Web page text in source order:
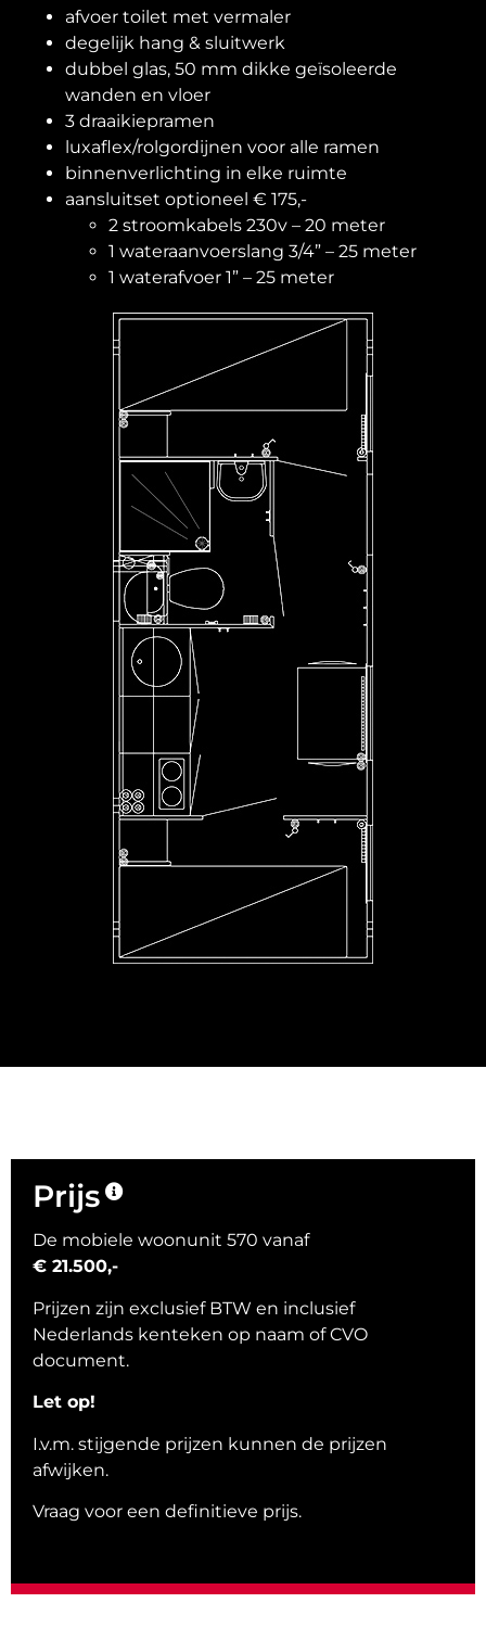
afvoer toilet met vermaler
degelijk hang & sluitwerk
dubbel glas, 50 mm dikke geïsoleerde
wanden en vloer
3 draaikiepramen
luxaflex/rolgordijnen voor alle ramen
binnenverlichting in elke ruimte
aansluitset optioneel € 175,-
2 stroomkabels 230v – 20 meter
1 wateraanvoerslang 3/4” – 25 meter
1 waterafvoer 1” – 25 meter
Prijs
De mobiele woonunit 570 vanaf
€ 21.500,-
Prijzen zijn exclusief BTW en inclusief
Nederlands kenteken op naam of CVO
document.
Let op!
I.v.m. stijgende prijzen kunnen de prijzen
afwijken.
Vraag voor een definitieve prijs.